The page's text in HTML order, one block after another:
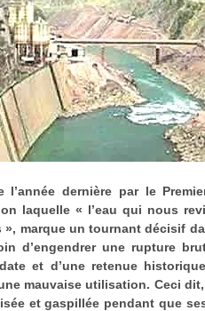
l’année dernière par le
laquelle « l’eau qui nous
marque un tournant décisif
d’engendrer une rupture
et d’une retenue
mauvaise utilisation. Ceci
et gaspillée pendant que